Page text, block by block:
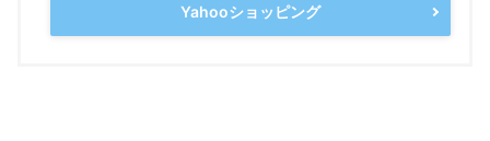
Yahooショッピング